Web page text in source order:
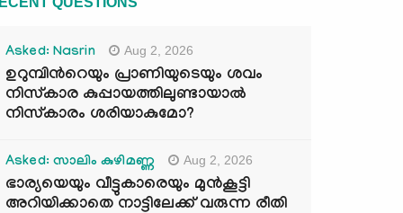
Asked: Nasrin Aug 2, 2026
ഉറുമ്പിന്‍റെയും പ്രാണിയുടെയും ശവം
നിസ്കാര കുപ്പായത്തിലുണ്ടായാൽ
നിസ്കാരം ശരിയാകുമോ?
Asked: സാലിം കുഴിമണ്ണ Aug 2, 2026
ഭാര്യയെയും വീട്ടുകാരെയും മുൻകൂട്ടി
അറിയിക്കാതെ നാട്ടിലേക്ക് വരുന്ന രീതി